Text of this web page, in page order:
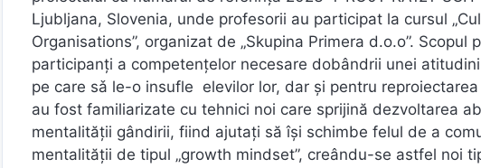
Ljubljana, Slovenia, unde profesorii au participat la cursul
Organisations”, organizat de „Skupina Primera d.o.o”.
participanți a competențelor necesare dobândrii unei
pe care sǎ le-o insufle elevilor lor, dar și pentru
au fost familiarizate cu tehnici noi care sprijină dezvoltarea
mentalității gândirii, fiind ajutați să își schimbe felul de a
mentalității de tipul „growth mindset”, creându-se astfel noi